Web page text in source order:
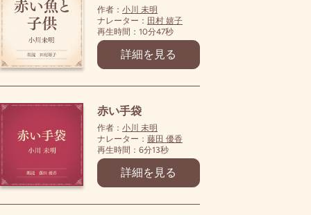
作者： 小川 未明
ナレーター： 田村 嬉子
再生時間：10分47秒
詳細を見る
赤い手袋
作者： 小川 未明
ナレーター： 藤田 優香
再生時間：6分13秒
詳細を見る